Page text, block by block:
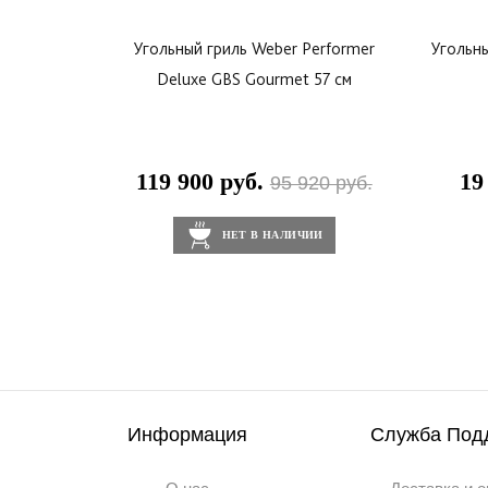
Угольный гриль Weber Performer
Deluxe GBS Gourmet 57 см
119 900 руб.95 920 руб.
НЕТ В НАЛИЧИИ
Информация Служба